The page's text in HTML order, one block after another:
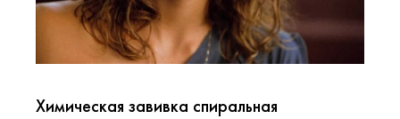
Химическая завивка спиральная